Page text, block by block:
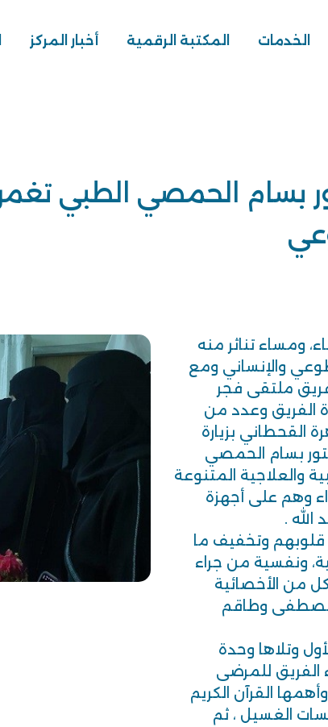
الخدمات المكتبة الرقمية أخبار المركز
بسام الحمصي الطبي
ومساء تناثر منه
والإنساني ومع
فريق ملتقى فجر
الفريق وعدد من
القحطاني بزيارة
بسام الحمصي
والعلاجية المتنوعة
وهم على أجهزة
الله .
قلوبهم وتخفيف ما
ونفسية من جراء
من الأخصائية
مصطفى وطاقم
وتلاها وحدة
الفريق للمرضى
القرآن الكريم
الغسيل ، ثم